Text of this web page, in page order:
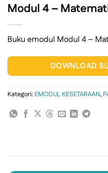
Modul 4 –
Buku emodul Modul 4 –
DOWNLOAD
Kategori: EMODUL KESETARAAN,